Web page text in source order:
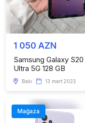
1 050 AZN
Samsung Galaxy S20
Ultra 5G 128 GB
Bakı 13 mart 2023
Mağaza